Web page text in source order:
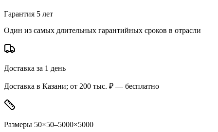
Гарантия 5 лет
Один из самых длительных гарантийных сроков в отрасли
Доставка за 1 день
Доставка в Казани; от 200 тыс. ₽ — бесплатно
Размеры 50×50–5000×5000